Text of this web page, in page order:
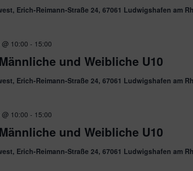
Erich-Reimann-Straße 24, 67061 Ludwigshafen am
und Weibliche U10
10:00 - 15:00
Erich-Reimann-Straße 24, 67061 Ludwigshafen am
und Weibliche U10
10:00 - 15:00
Erich-Reimann-Straße 24, 67061 Ludwigshafen am